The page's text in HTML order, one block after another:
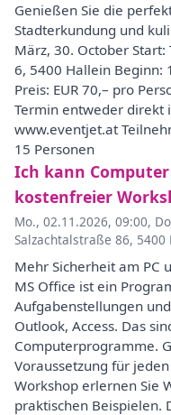
Genießen Sie die
Stadterkundung und
März, 30. October
6, 5400 Hallein Beginn:
Preis: EUR 70,– pro
Termin entweder direkt
www.eventjet.at
15 Personen
Ich kann Computer
kostenfreier
Mo., 02.11.2026, 09:00,
Salzachtalstraße 86, 5400
Mehr Sicherheit am PC
MS Office ist ein
Aufgabenstellungen
Outlook, Access. Das
Computerprogramme.
Voraussetzung für
Workshop erlernen Sie
praktischen Beispielen.